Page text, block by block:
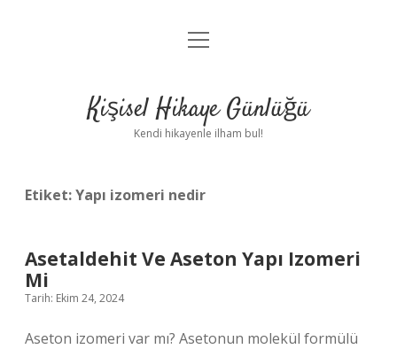
Anasayfa
Yasal Uyarı
menüyü
Kişisel Hikaye Günlüğü
Kendi hikayenle ilham bul!
Etiket:Yapı izomeri nedir
Asetaldehit Ve Aseton Yapı Izomeri
Mi
Tarih: Ekim 24, 2024
Aseton izomeri var mı? Asetonun molekül formülü